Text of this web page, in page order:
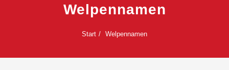
Welpennamen
Start Welpennamen